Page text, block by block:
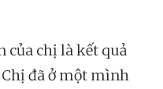
của chị là kết quả
đã ở một mình